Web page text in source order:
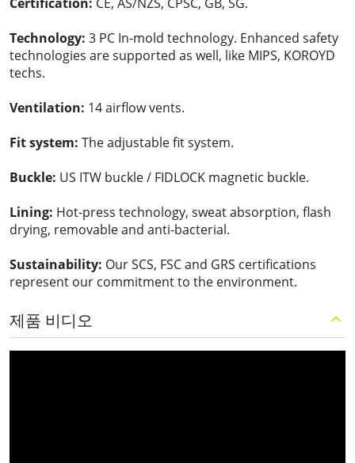
Certification: CE, AS/NZS, CPSC, GB, SG.
Technology: 3 PC In-mold technology. Enhanced safety
technologies are supported as well, like MIPS, KOROYD
techs.
Ventilation: 14 airflow vents.
Fit system: The adjustable fit system.
Buckle: US ITW buckle / FIDLOCK magnetic buckle.
Lining: Hot-press technology, sweat absorption, flash
drying, removable and anti-bacterial.
Sustainability: Our SCS, FSC and GRS certifications
represent our commitment to the environment.
제품 비디오